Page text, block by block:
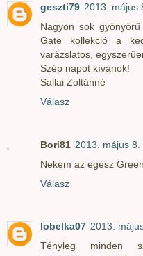
geszti79 2013. május
Nagyon sok
Gate kollekció a
varázslatos,
Szép napot kívánok!
Sallai Zoltánné
Válasz
Bori81 2013. május 8.
Nekem az egész
Válasz
lobelka07 2013.
Tényleg minden